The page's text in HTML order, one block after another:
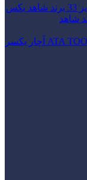
بکس
آچار یکسر